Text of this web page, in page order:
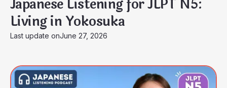
Japanese Listening for JLPT N5:
Living in Yokosuka
Last update onJune 27, 2026